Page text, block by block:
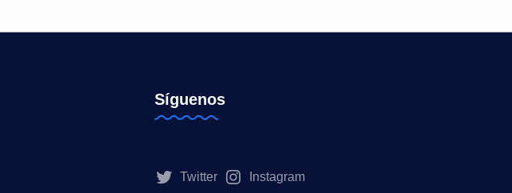
Síguenos
Twitter Instagram